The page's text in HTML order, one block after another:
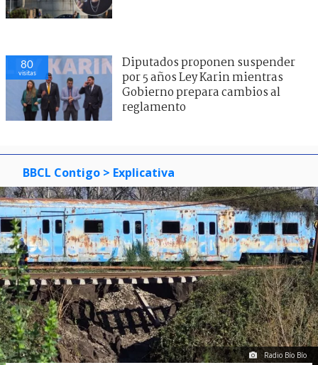
80
visitas
Diputados proponen suspender
por 5 años Ley Karin mientras
Gobierno prepara cambios al
reglamento
BBCL Contigo > Explicativa
Radio Bío Bío